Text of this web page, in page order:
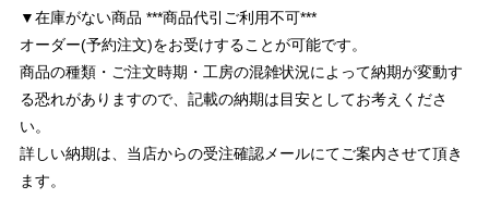
▼在庫がない商品 ***商品代引ご利用不可***
オーダー(予約注文)をお受けすることが可能です。
商品の種類・ご注文時期・工房の混雑状況によって納期が変動す
る恐れがありますので、記載の納期は目安としてお考えくださ
い。
詳しい納期は、当店からの受注確認メールにてご案内させて頂き
ます。